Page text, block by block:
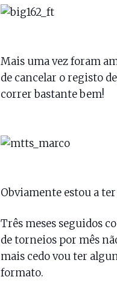
Mais uma vez foram
de cancelar o registo
correr bastante bem!
Obviamente estou a
Três meses seguidos
de torneios por mês
mais cedo vou ter
formato.